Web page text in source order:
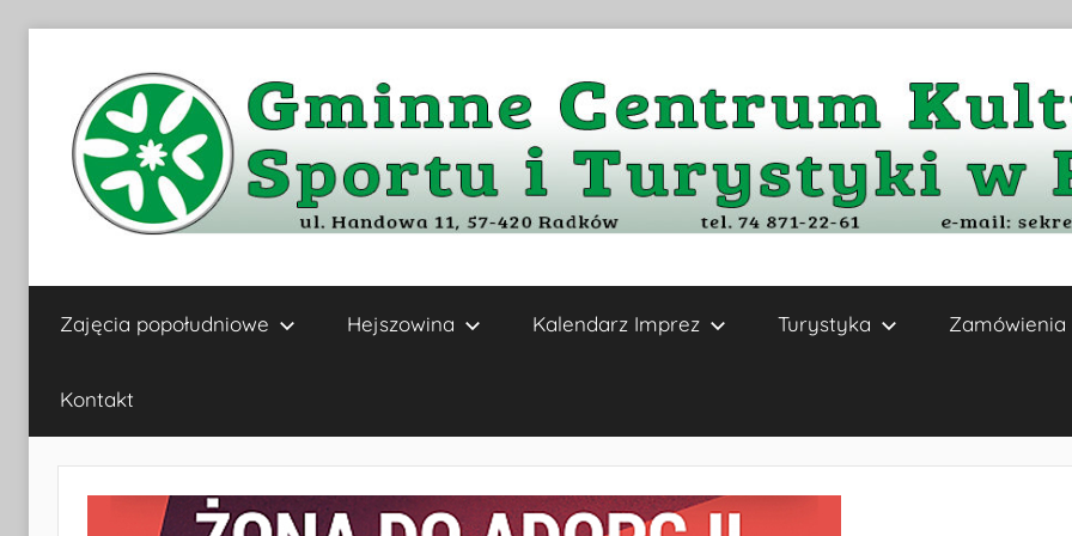
Gminne
Centrum
Kultury,
Sportu
Zajęcia popołudniowe Hejszowina Kalendarz Imprez Turystyka Zamówienia
Kontakt